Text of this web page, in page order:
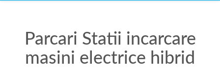
Parcari Statii incarcare
masini electrice hibrid